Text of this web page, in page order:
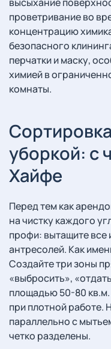
проветривание во
концентрацию
безопасного
перчатки и маску,
химией в
комнаты.
уборкой: с
Хайфе
Перед тем как
на чистку каждого
профи: вытащите все
антресолей. Как
Создайте три зоны
«выбросить»,
площадью 50-80 кв.м.
при плотной работе.
параллельно с
четко разделены.